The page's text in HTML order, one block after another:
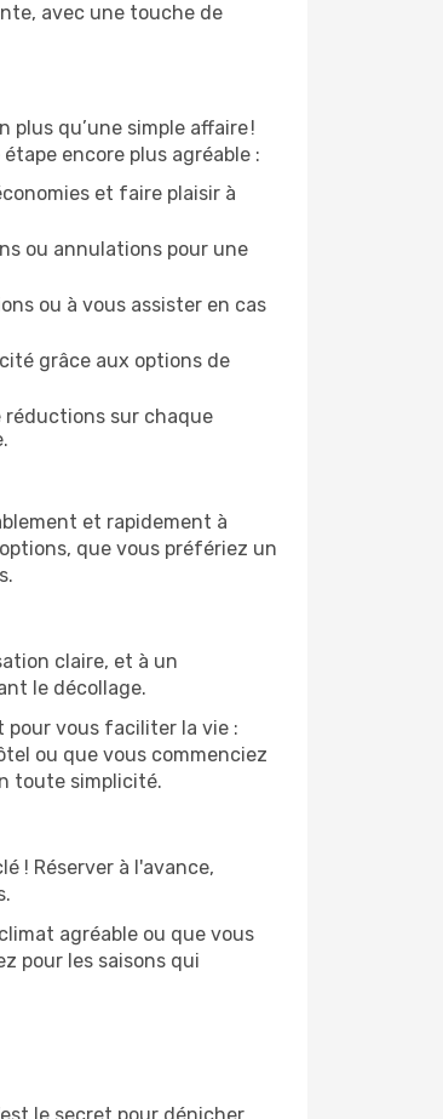
avec une touche de
plus qu’une simple affaire !
encore plus agréable :
et faire plaisir à
ou annulations pour une
ou à vous assister en cas
grâce aux options de
réductions sur chaque
et rapidement à
que vous préfériez un
claire, et à un
le décollage.
pour vous faciliter la vie :
ou que vous commenciez
toute simplicité.
! Réserver à l'avance,
agréable ou que vous
pour les saisons qui